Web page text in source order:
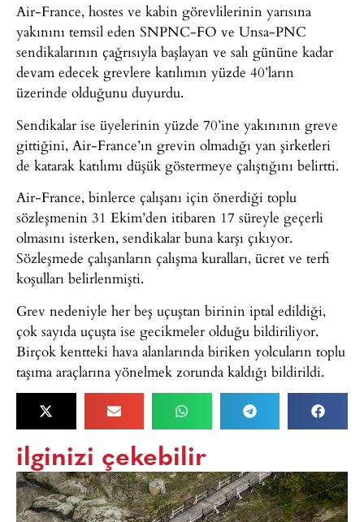
Air-France, hostes ve kabin görevlilerinin yarısına
yakınını temsil eden SNPNC-FO ve Unsa-PNC
sendikalarının çağrısıyla başlayan ve salı gününe kadar
devam edecek grevlere katılımın yüzde 40’ların
üzerinde olduğunu duyurdu.
Sendikalar ise üyelerinin yüzde 70’ine yakınının greve
gittiğini, Air-France’ın grevin olmadığı yan şirketleri
de katarak katılımı düşük göstermeye çalıştığını belirtti.
Air-France, binlerce çalışanı için önerdiği toplu
sözleşmenin 31 Ekim’den itibaren 17 süreyle geçerli
olmasını isterken, sendikalar buna karşı çıkıyor.
Sözleşmede çalışanların çalışma kuralları, ücret ve terfi
koşulları belirlenmişti.
Grev nedeniyle her beş uçuştan birinin iptal edildiği,
çok sayıda uçuşta ise gecikmeler olduğu bildiriliyor.
Birçok kentteki hava alanlarında biriken yolcuların toplu
taşıma araçlarına yönelmek zorunda kaldığı bildirildi.
ilginizi çekebilir